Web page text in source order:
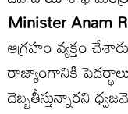
Minister Anam
ఆగ్రహం వ్యక్తం
రాజ్యాంగానికి
దెబ్బతీస్తున్నారని